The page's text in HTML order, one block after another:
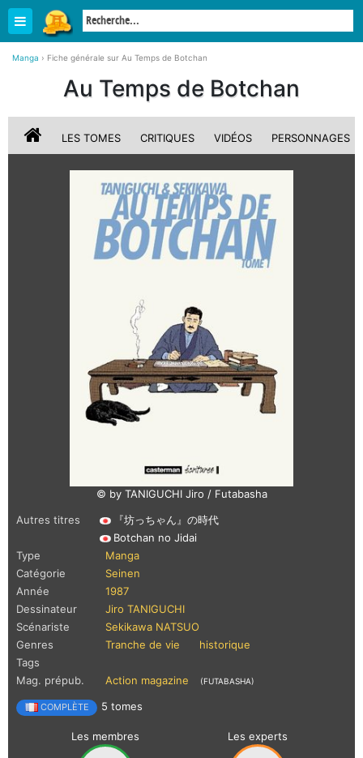
Manga › Fiche générale sur Au Temps de Botchan
Au Temps de Botchan
LES TOMES CRITIQUES VIDÉOS PERSONNAGES
© by TANIGUCHI Jiro / Futabasha
Autres titres
『坊っちゃん』の時代
Botchan no Jidai
Type
Manga
Catégorie
Seinen
Année
1987
Dessinateur
Jiro TANIGUCHI
Scénariste
Sekikawa NATSUO
Genres
Tranche de vie
historique
Tags
Mag. prépub.
Action magazine (FUTABASHA)
COMPLÈTE 5 tomes
Les membres Les experts